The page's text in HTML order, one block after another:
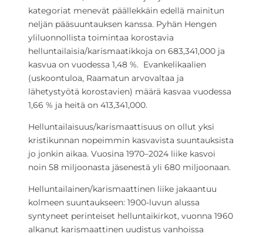
kategoriat menevät päällekkäin edellä mainitun
neljän pääsuuntauksen kanssa. Pyhän Hengen
yliluonnollista toimintaa korostavia
helluntailaisia/karismaatikkoja on 683,341,000 ja
kasvua on vuodessa 1,48 %. Evankelikaalien
(uskoontuloa, Raamatun arvovaltaa ja
lähetystyötä korostavien) määrä kasvaa vuodessa
1,66 % ja heitä on 413,341,000.
Helluntailaisuus/karismaattisuus on ollut yksi
kristikunnan nopeimmin kasvavista suuntauksista
jo jonkin aikaa. Vuosina 1970–2024 liike kasvoi
noin 58 miljoonasta jäsenestä yli 680 miljoonaan.
Helluntailainen/karismaattinen liike jakaantuu
kolmeen suuntaukseen: 1900-luvun alussa
syntyneet perinteiset helluntaikirkot, vuonna 1960
alkanut karismaattinen uudistus vanhoissa